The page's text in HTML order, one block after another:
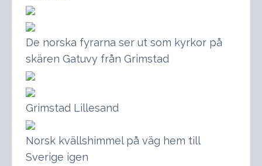
De norska fyrarna ser ut som kyrkor på
skären Gatuvy från Grimstad
Grimstad Lillesand
Norsk kvällshimmel på väg hem till
Sverige igen